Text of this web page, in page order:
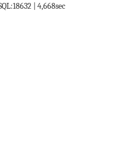
| 4,668sec